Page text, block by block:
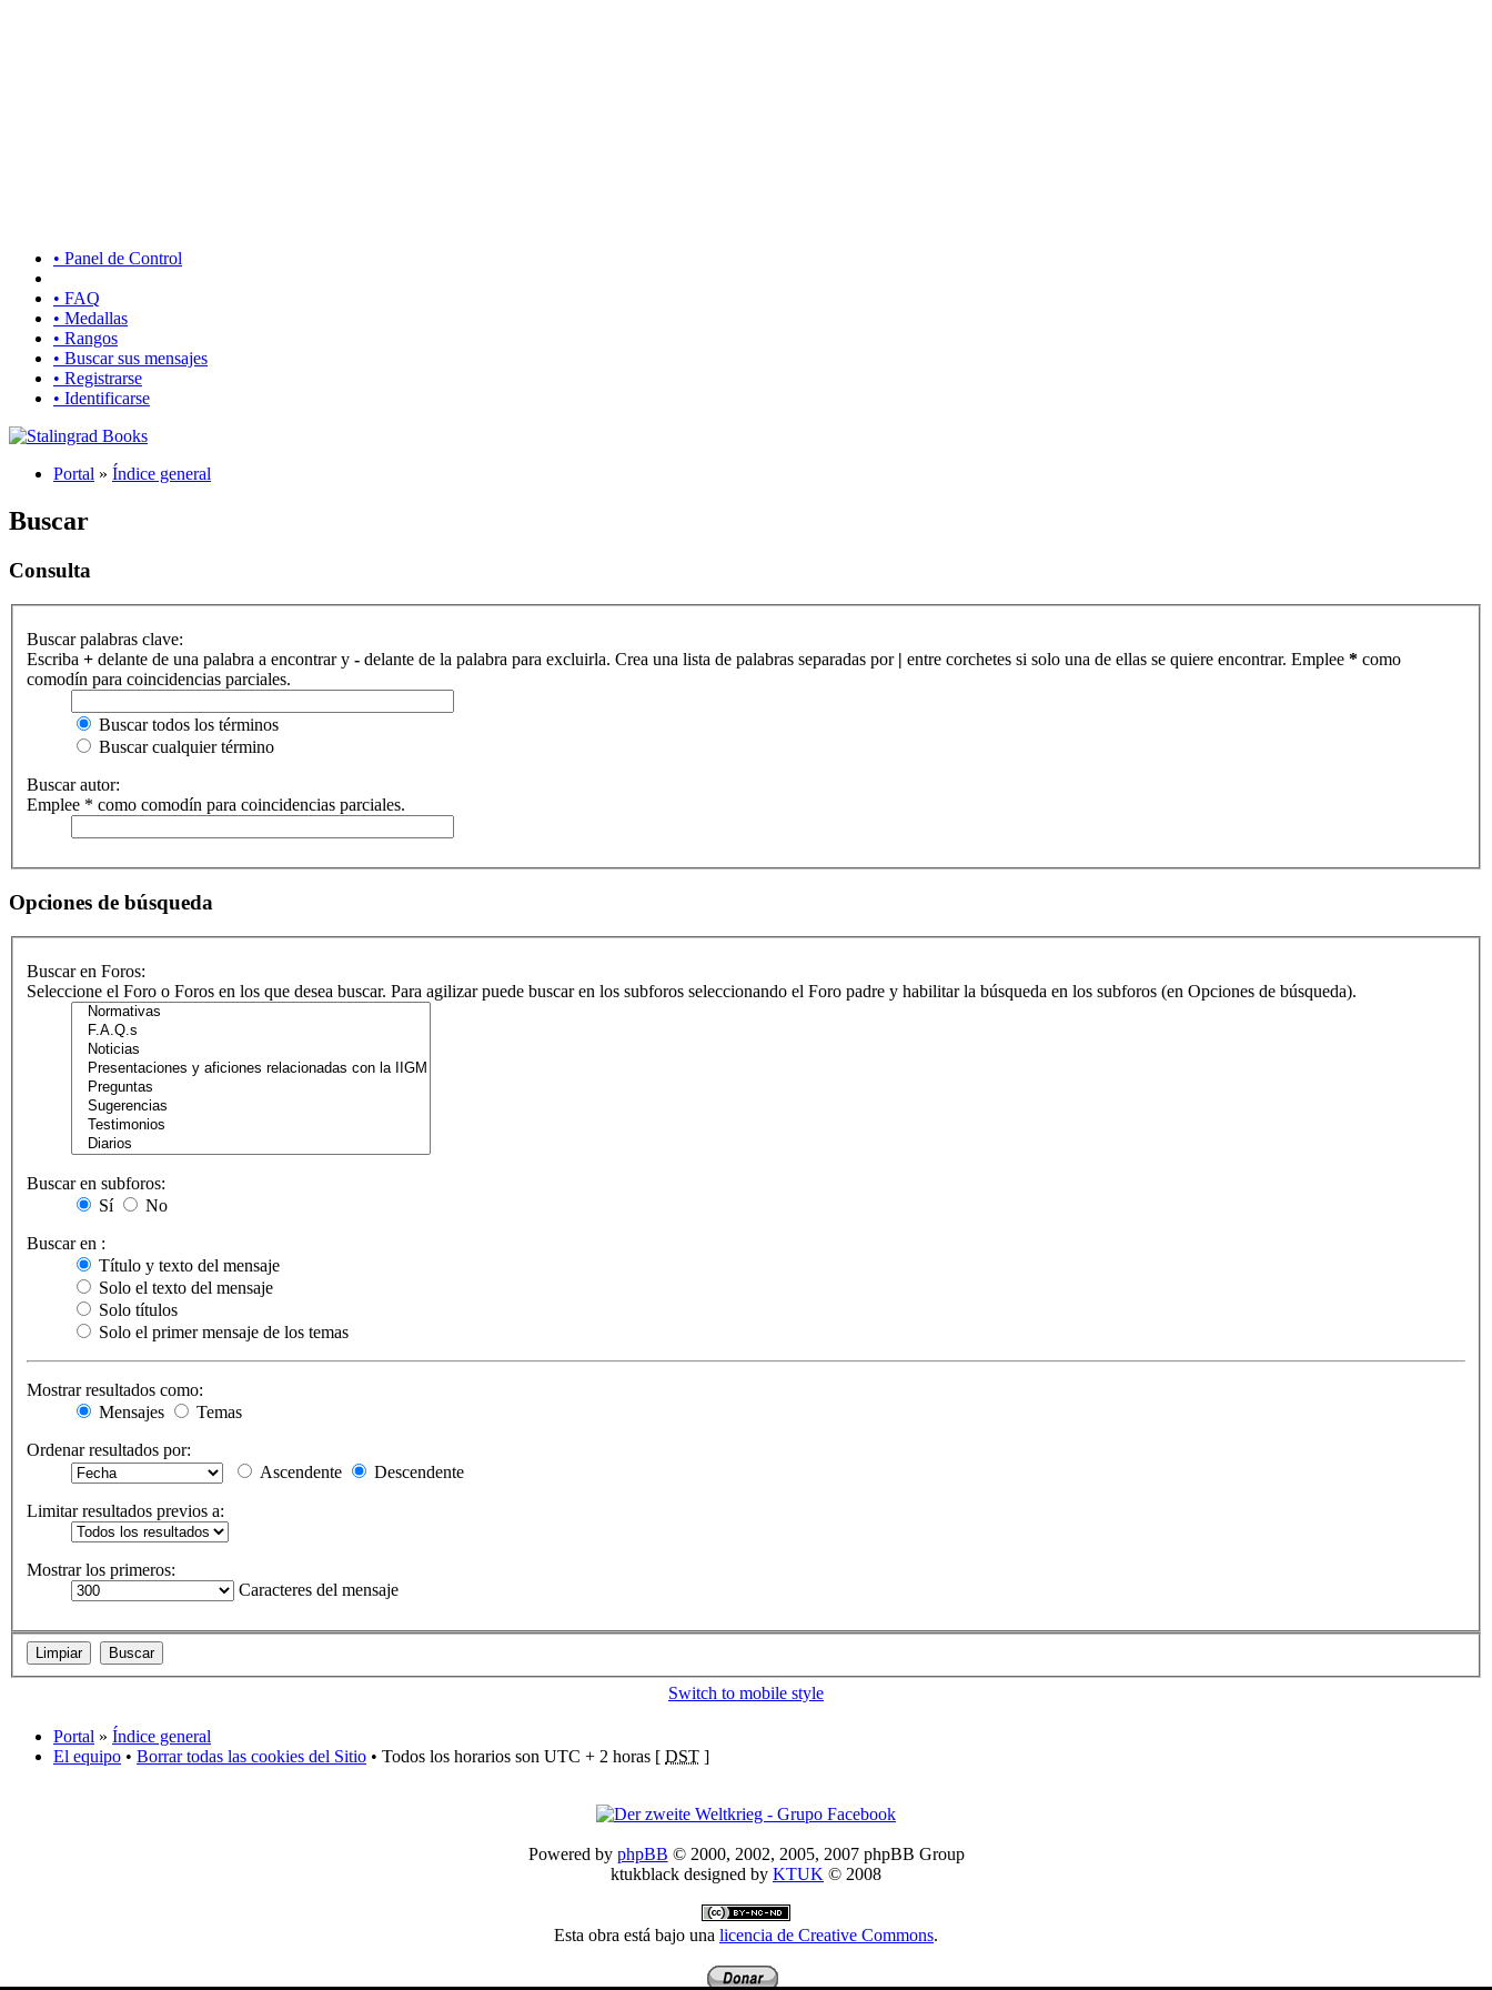
• Panel de Control
• FAQ
• Medallas
• Rangos
• Buscar sus mensajes
• Registrarse
• Identificarse
Portal » Índice general
Buscar
Consulta
Buscar palabras clave:
Escriba + delante de una palabra a encontrar y - delante de la palabra para excluirla. Crea una lista de palabras separadas por | entre corchetes si solo una de ellas se quiere encontrar. Emplee * como
comodín para coincidencias parciales.
Buscar todos los términos
Buscar cualquier término
Buscar autor:
Emplee * como comodín para coincidencias parciales.
Opciones de búsqueda
Buscar en Foros:
Seleccione el Foro o Foros en los que desea buscar. Para agilizar puede buscar en los subforos seleccionando el Foro padre y habilitar la búsqueda en los subforos (en Opciones de búsqueda).
Buscar en subforos:
Sí
No
Buscar en :
Título y texto del mensaje
Solo el texto del mensaje
Solo títulos
Solo el primer mensaje de los temas
Mostrar resultados como:
Mensajes
Temas
Ordenar resultados por:
Ascendente
Descendente
Limitar resultados previos a:
Mostrar los primeros:
Caracteres del mensaje
Switch to mobile style
Portal » Índice general
El equipo • Borrar todas las cookies del Sitio • Todos los horarios son UTC + 2 horas [ DST ]
Powered by phpBB © 2000, 2002, 2005, 2007 phpBB Group
ktukblack designed by KTUK © 2008
Esta obra está bajo una licencia de Creative Commons.